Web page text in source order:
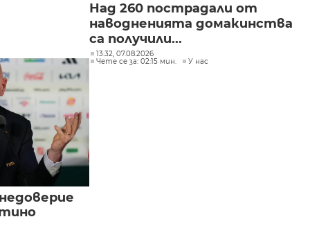
Над 260 пострадали от
наводненията домакинства
са получили...
13:32, 07.08.2026
Чете се за: 02:15 мин.
У нас